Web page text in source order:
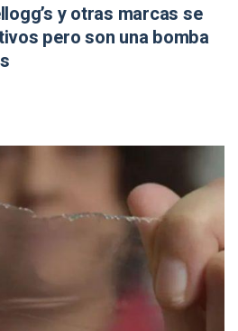
y otras marcas se
pero son una bomba